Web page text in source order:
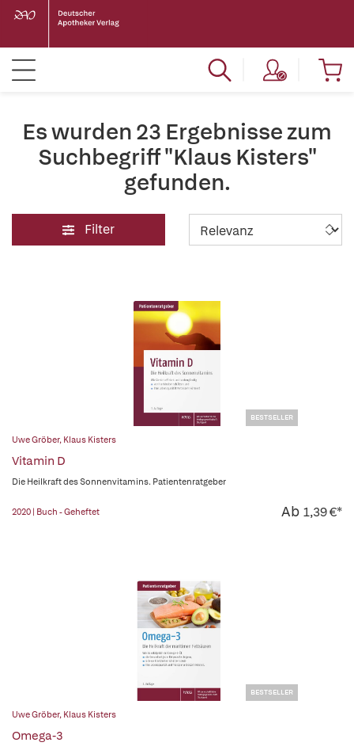
Es wurden 23 Ergebnisse zum
Suchbegriff "Klaus Kisters"
gefunden.
Filter
BESTSELLER
Uwe Gröber, Klaus Kisters
Vitamin D
Die Heilkraft des Sonnenvitamins. Patientenratgeber
2020 | Buch - Geheftet Ab 1,39 €*
BESTSELLER
Uwe Gröber, Klaus Kisters
Omega-3